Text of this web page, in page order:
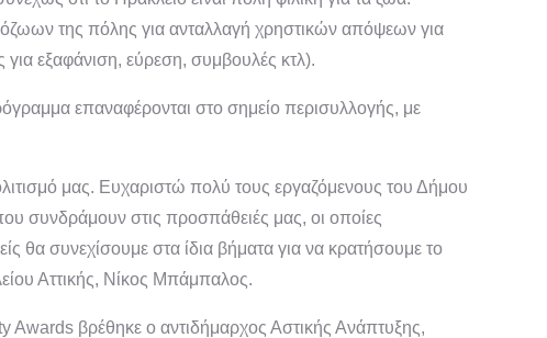
της πόλης για ανταλλαγή χρηστικών απόψεων για
εξαφάνιση, εύρεση, συμβουλές κτλ).
επαναφέρονται στο σημείο περισυλλογής, με
μας. Ευχαριστώ πολύ τους εργαζόμενους του Δήμου
συνδράμουν στις προσπάθειές μας, οι οποίες
θα συνεχίσουμε στα ίδια βήματα για να κρατήσουμε το
Αττικής, Νίκος Μπάμπαλος.
Awards βρέθηκε ο αντιδήμαρχος Αστικής Ανάπτυξης,